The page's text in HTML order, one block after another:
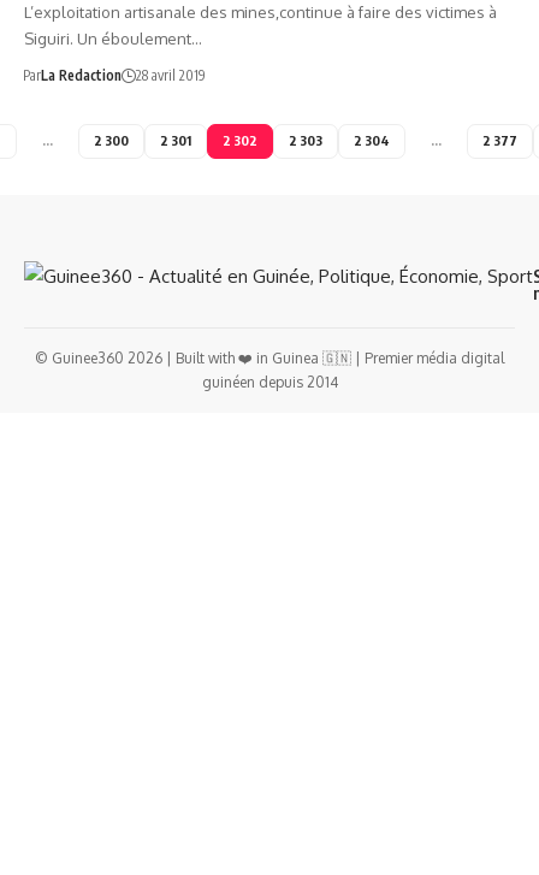
L’exploitation artisanale des mines,continue à faire des victimes à
Siguiri. Un éboulement…
ParLa Redaction 28 avril 2019
… 2 300 2 301 2 302 2 303 2 304 … 2 377
© Guinee360 2026 | Built with ❤️ in Guinea 🇬🇳 | Premier média digital
guinéen depuis 2014